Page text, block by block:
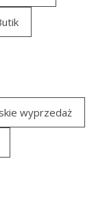
wyprzedaż